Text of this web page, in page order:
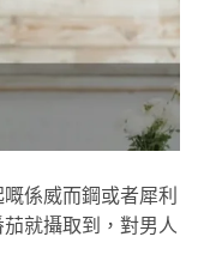
係威而鋼或者犀利
就攝取到，對男人